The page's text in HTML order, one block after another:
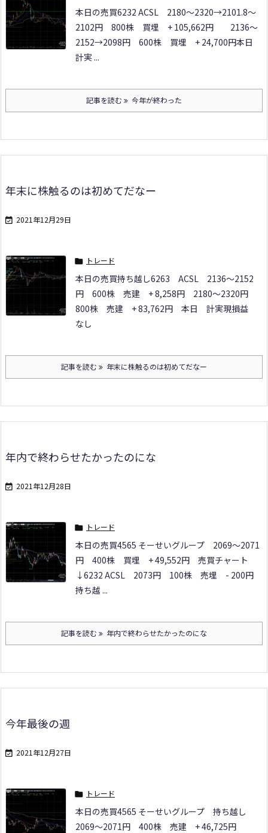
本日の売買6232 ACSL 2180～2320→2101.8～
2102円 800株 買埋 + 105,662円
2136～
2152→2098円 600株 買埋 + 24,700円本日
計実 ...
記事を読む 今年が終わった
年末に株触るのは初めてだなー
 2021年12月29日
 トレード
本日の売買持ち越し6263 ACSL 2136～2152
円 600株 売建 + 8,258円 2180～2320円
800株 売建 + 83,762円 本日 計実現損益
なし
記事を読む 年末に株触るのは初めてだなー
年内で終わらせたかったのにな
 2021年12月28日
 トレード
本日の売買4565 そーせいグループ 2069～2071
円 400株 買埋 + 49,552円 売買チャート
↓6232 ACSL 2073円 100株 売埋 - 200円
持ち越 ...
記事を読む 年内で終わらせたかったのにな
今年最後の週
 2021年12月27日
 トレード
本日の売買4565 そーせいグループ 持ち越し
2069～2071円 400株 売建 + 46,725円